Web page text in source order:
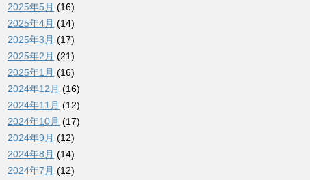
2025年5月 (16)
2025年4月 (14)
2025年3月 (17)
2025年2月 (21)
2025年1月 (16)
2024年12月 (16)
2024年11月 (12)
2024年10月 (17)
2024年9月 (12)
2024年8月 (14)
2024年7月 (12)